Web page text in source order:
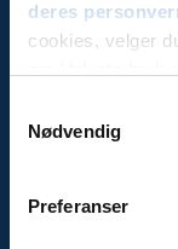
deres
cookies, velger
Nødvendig
Preferanser
Time hos
Bestill time